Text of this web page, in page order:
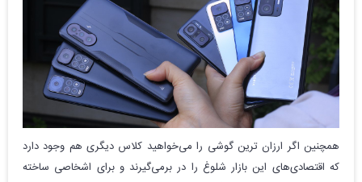
همچنین اگر ارزان ترین گوشی را می‌خواهید کلاس دیگری هم وجود دارد
که اقتصادی‌های این بازار شلوغ را در برمی‌گیرند و برای اشخاصی ساخته